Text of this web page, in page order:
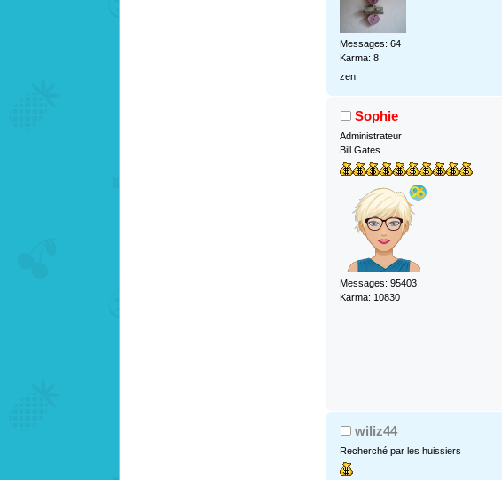
Messages: 64
Karma: 8
zen
Sophie
Administrateur
Bill Gates
Messages: 95403
Karma: 10830
wiliz44
Recherché par les huissiers